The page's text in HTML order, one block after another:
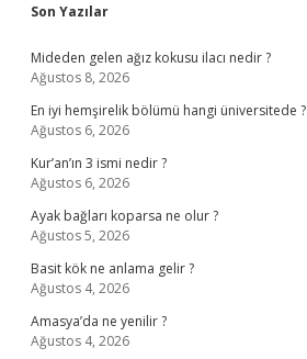
Sidebar
Son Yazılar
Mideden gelen ağız kokusu ilacı nedir ?
Ağustos 8, 2026
En iyi hemşirelik bölümü hangi üniversitede ?
Ağustos 6, 2026
Kur’an’ın 3 ismi nedir ?
Ağustos 6, 2026
Ayak bağları koparsa ne olur ?
Ağustos 5, 2026
Basit kök ne anlama gelir ?
Ağustos 4, 2026
Amasya’da ne yenilir ?
Ağustos 4, 2026